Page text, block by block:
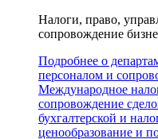
Налоги, право,
сопровождение
Подробнее о
персоналом и
Международное
сопровождение
бухгалтерской и
ценообразование и